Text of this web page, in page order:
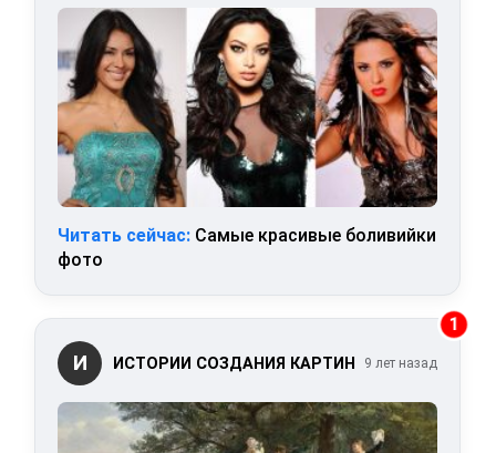
Читать сейчас: Самые красивые боливийки
фото
1
И ИСТОРИИ СОЗДАНИЯ КАРТИН 9 лет назад